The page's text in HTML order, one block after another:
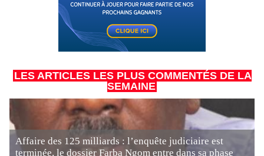
LES ARTICLES LES PLUS COMMENTÉS DE LA
SEMAINE
Affaire des 125 milliards : l’enquête judiciaire est
terminée, le dossier Farba Ngom entre dans sa phase